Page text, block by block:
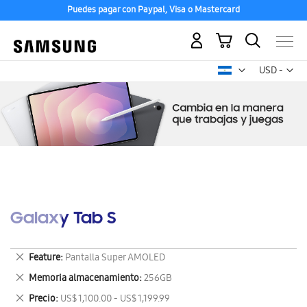
Puedes pagar con Paypal, Visa o Mastercard
USD -
dólar
Mi carrito
Galaxy Tab S
Feature Pantalla Super AMOLED
Eliminar
este
artículo
Memoria almacenamiento 256GB
Eliminar
este
Precio US$ 1,100.00 - US$ 1,199.99
Eliminar